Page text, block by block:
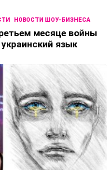
НОВОСТИ ШОУ-БИЗНЕСА
месяце войны
язык